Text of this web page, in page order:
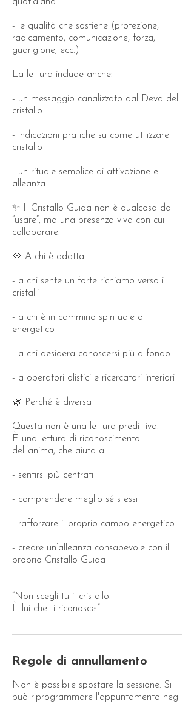
- le qualità che sostiene (protezione,
radicamento, comunicazione, forza,
guarigione, ecc.)
La lettura include anche:
- un messaggio canalizzato dal Deva del
cristallo
- indicazioni pratiche su come utilizzare il
cristallo
- un rituale semplice di attivazione e
alleanza
✨ Il Cristallo Guida non è qualcosa da
“usare”, ma una presenza viva con cui
collaborare.
💠 A chi è adatta
- a chi sente un forte richiamo verso i
cristalli
- a chi è in cammino spirituale o
energetico
- a chi desidera conoscersi più a fondo
- a operatori olistici e ricercatori interiori
🌿 Perché è diversa
Questa non è una lettura predittiva.
È una lettura di riconoscimento
dell’anima, che aiuta a:
- sentirsi più centrati
- comprendere meglio sé stessi
- rafforzare il proprio campo energetico
- creare un’alleanza consapevole con il
proprio Cristallo Guida
“Non scegli tu il cristallo.
Regole di annullamento
Non è possibile spostare la sessione. Si
può riprogrammare l'appuntamento negli